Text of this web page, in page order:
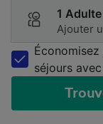
1
Ajouter
séjours